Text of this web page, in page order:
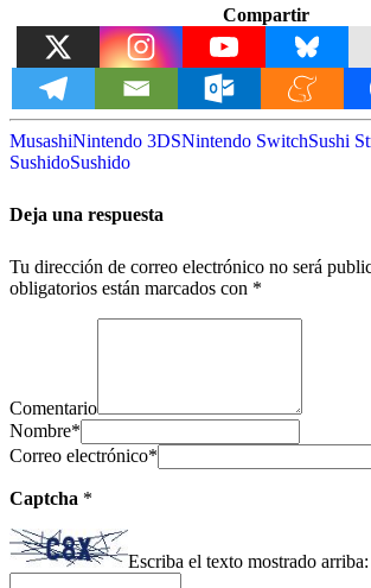
Compartir
MusashiNintendo 3DSNintendo SwitchSushi
SushidoSushido
Deja una respuesta
Tu dirección de correo electrónico no será
obligatorios están marcados con *
Comentario
Nombre*
Correo electrónico*
Captcha *
Escriba el texto mostrado arriba: